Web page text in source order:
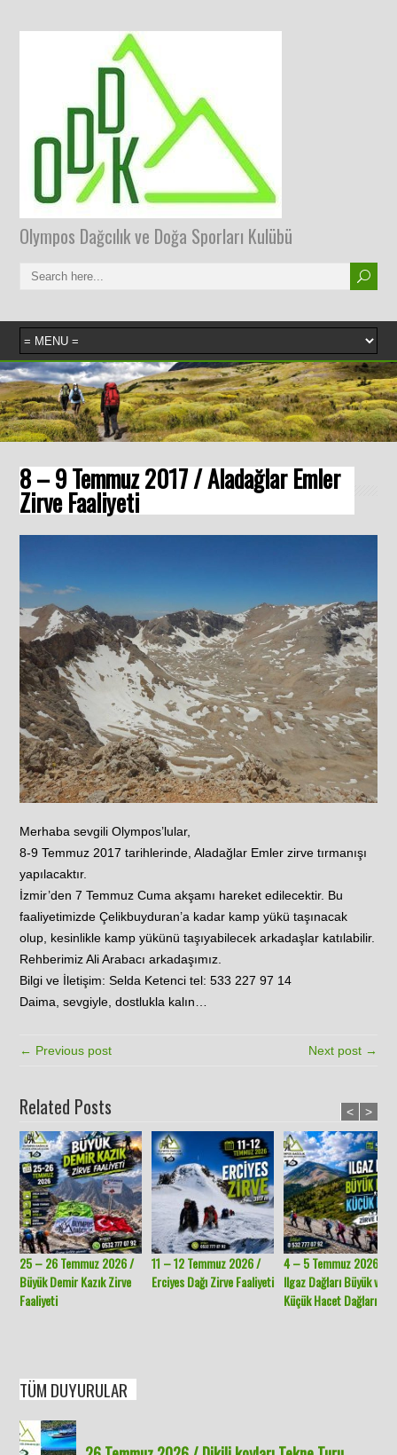
Olympos Dağcılık ve Doğa Sporları Kulübü
8 – 9 Temmuz 2017 / Aladağlar Emler
Zirve Faaliyeti
Merhaba sevgili Olympos’lular,
8-9 Temmuz 2017 tarihlerinde, Aladağlar Emler zirve tırmanışı
yapılacaktır.
İzmir’den 7 Temmuz Cuma akşamı hareket edilecektir. Bu
faaliyetimizde Çelikbuyduran’a kadar kamp yükü taşınacak
olup, kesinlikle kamp yükünü taşıyabilecek arkadaşlar katılabilir.
Rehberimiz Ali Arabacı arkadaşımız.
Bilgi ve İletişim: Selda Ketenci tel: 533 227 97 14
Daima, sevgiyle, dostlukla kalın…
← Previous post Next post →
Related Posts
25 – 26 Temmuz 2026 /
Büyük Demir Kazık Zirve
Faaliyeti
11 – 12 Temmuz 2026 /
Erciyes Dağı Zirve Faaliyeti
4 – 5 Temmuz 2026 /
Ilgaz Dağları Büyük ve
Küçük Hacet Dağları
< >
TÜM DUYURULAR